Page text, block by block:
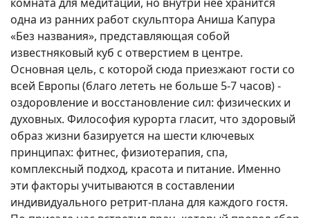
одна из ранних работ скульптора Аниша Капура
«Без названия», представляющая собой
известняковый куб с отверстием в центре.
Основная цель, с которой сюда приезжают гости со
всей Европы (благо лететь не больше 5-7 часов) -
оздоровление и восстановление сил: физических и
духовных. Философия курорта гласит, что здоровый
образ жизни базируется на шести ключевых
принципах: фитнес, физиотерапия, спа,
комплексный подход, красота и питание. Именно
эти факторы учитываются в составлении
индивидуального ретрит-плана для каждого гостя.